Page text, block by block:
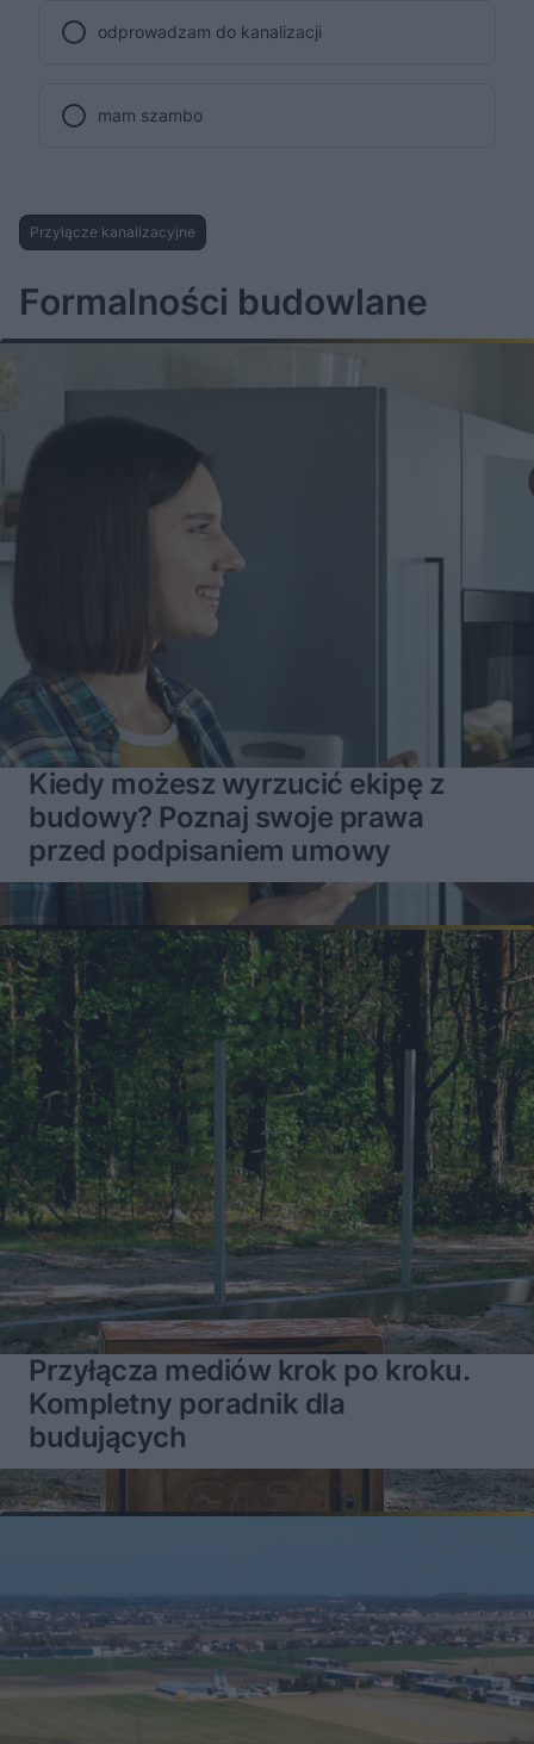
odprowadzam do kanalizacji
mam szambo
Przyłącze kanalizacyjne
Formalności budowlane
Kiedy możesz wyrzucić ekipę z
budowy? Poznaj swoje prawa
przed podpisaniem umowy
Przyłącza mediów krok po kroku.
Kompletny poradnik dla
budujących